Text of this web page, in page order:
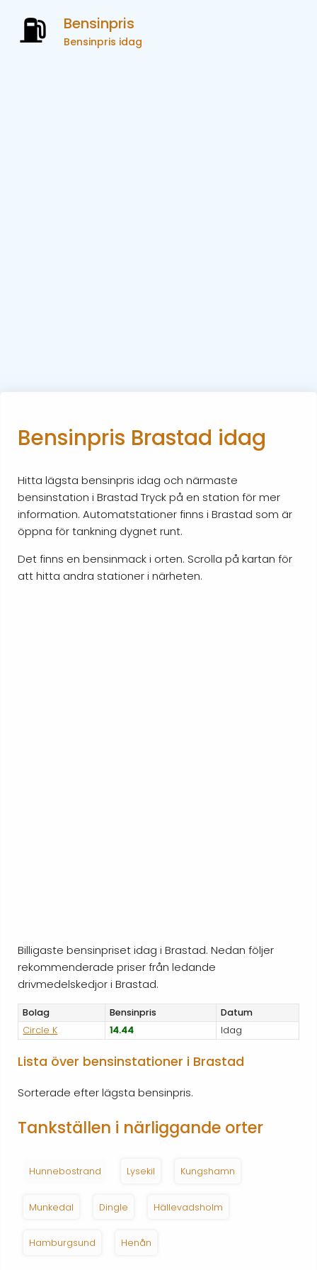
Bensinpris
Bensinpris idag
Bensinpris Brastad idag
Hitta lägsta bensinpris idag och närmaste
bensinstation i Brastad Tryck på en station för mer
information. Automatstationer finns i Brastad som är
öppna för tankning dygnet runt.
Det finns en bensinmack i orten. Scrolla på kartan för
att hitta andra stationer i närheten.
Billigaste bensinpriset idag i Brastad. Nedan följer
rekommenderade priser från ledande
drivmedelskedjor i Brastad.
Bolag Bensinpris
Datum
Circle K
14.44 Idag
Lista över bensinstationer i Brastad
Sorterade efter lägsta bensinpris.
Tankställen i närliggande orter
Hunnebostrand Lysekil Kungshamn
Munkedal Dingle Hällevadsholm
Hamburgsund Henån